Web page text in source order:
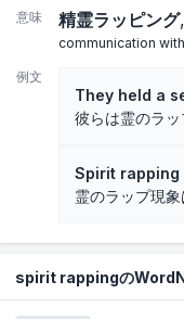
意味 精霊ラッピング
communication
例文
They held a
彼らは霊のラッ
Spirit rapping
霊のラップ現象
spirit rappingの